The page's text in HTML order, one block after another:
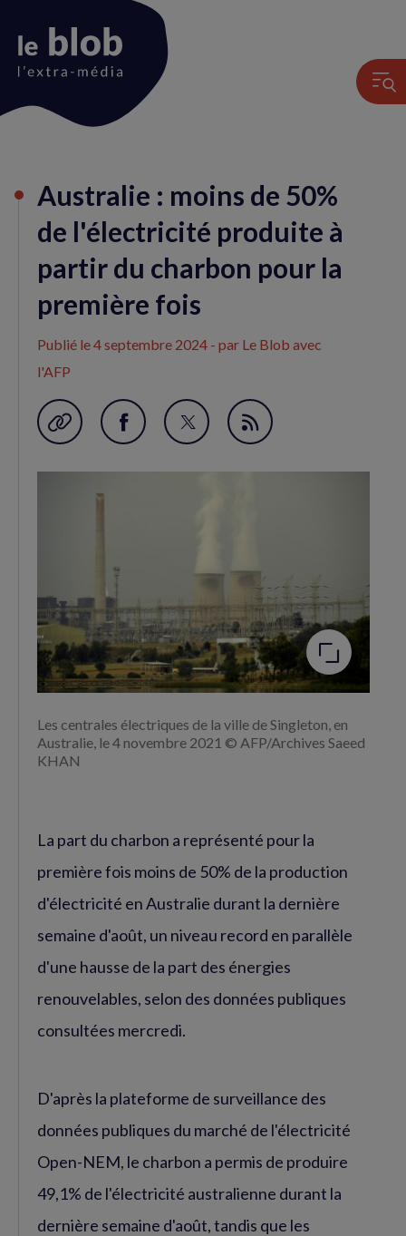
du
Australie : moins de 50%
de l'électricité produite à
partir du charbon pour la
première fois
Publié le4 septembre 2024 - par Le Blob avec
l'AFP
Garder en favori
Partager
Partager
Flux
Agrandir
l'image
Les centrales électriques de la ville de Singleton, en
Australie, le 4 novembre 2021 © AFP/Archives Saeed
KHAN
La part du charbon a représenté pour la
première fois moins de 50% de la production
d'électricité en Australie durant la dernière
semaine d'août, un niveau record en parallèle
d'une hausse de la part des énergies
renouvelables, selon des données publiques
consultées mercredi.
D'après la plateforme de surveillance des
données publiques du marché de l'électricité
Open-NEM, le charbon a permis de produire
49,1% de l'électricité australienne durant la
dernière semaine d'août, tandis que les